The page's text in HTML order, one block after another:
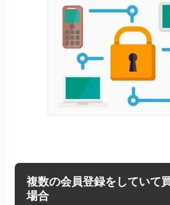
複数の会員登録をしていて
場合